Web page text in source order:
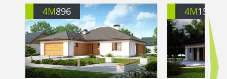
Вранці наступного дня її розбудив вітер, який
бив гілки яблуні їй у вікно. Вона відвела фіранку і
побачила, що на вулиці - заметіль. І раптом
Ганні несамовито захотілося повернутися туди,
до поля за селищем, провідати кущ калини:
бажання нелогічне, незрозуміле, але таке
сильне! Вона не стала противитися, одяглася
4M896 4M154